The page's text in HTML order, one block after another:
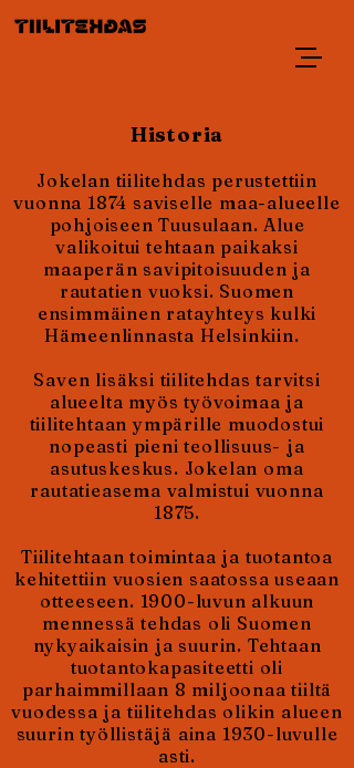
Historia
Jokelan tiilitehdas perustettiin
vuonna 1874 saviselle maa-alueelle
pohjoiseen Tuusulaan. Alue
valikoitui tehtaan paikaksi
maaperän savipitoisuuden ja
rautatien vuoksi. Suomen
ensimmäinen ratayhteys kulki
Hämeenlinnasta Helsinkiin.
Saven lisäksi tiilitehdas tarvitsi
alueelta myös työvoimaa ja
tiilitehtaan ympärille muodostui
nopeasti pieni teollisuus- ja
asutuskeskus. Jokelan oma
rautatieasema valmistui vuonna
1875.
Tiilitehtaan toimintaa ja tuotantoa
kehitettiin vuosien saatossa useaan
otteeseen. 1900-luvun alkuun
mennessä tehdas oli Suomen
nykyaikaisin ja suurin. Tehtaan
tuotantokapasiteetti oli
parhaimmillaan 8 miljoonaa tiiltä
vuodessa ja tiilitehdas olikin alueen
suurin työllistäjä aina 1930-luvulle
asti.